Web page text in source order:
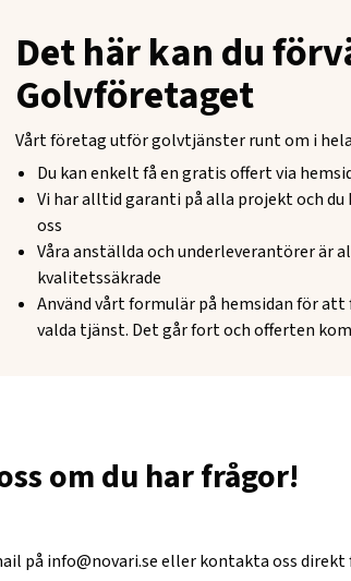
Det här kan du
Golvföretaget
Vårt företag utför golvtjänster runt om i
Du kan enkelt få en gratis offert via
Vi har alltid garanti på alla projekt och
oss
Våra anställda och underleverantörer är
kvalitetssäkrade
Använd vårt formulär på hemsidan för
valda tjänst. Det går fort och offerten
om du har frågor!
på info@novari.seeller kontakta oss direkt